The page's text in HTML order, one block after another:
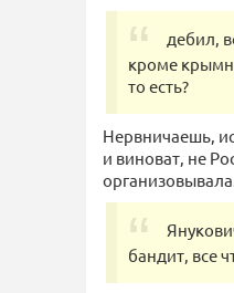
дебил,
кроме
то есть?
Нервничаешь,
и виноват, не
бандит, все